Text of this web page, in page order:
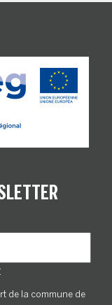
de la commune de